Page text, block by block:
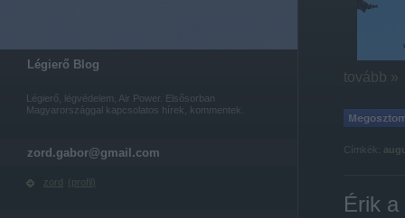
Légierő Blog
Légierő, légvédelem, Air Power. Elsősorban
Magyarországgal kapcsolatos hírek, kommentek.
zord.gabor@gmail.com
zord ( profil )
tovább »
Címkék:
Érik a